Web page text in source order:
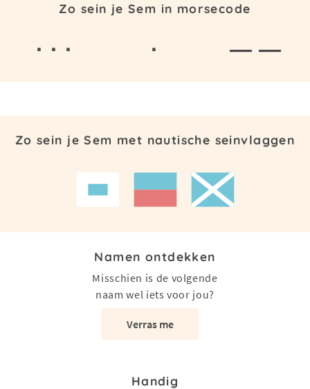
Zo sein je Sem in morsecode
· · · · — —
Zo sein je Sem met nautische seinvlaggen
Namen ontdekken
Misschien is de volgende
naam wel iets voor jou?
Verras me
Handig